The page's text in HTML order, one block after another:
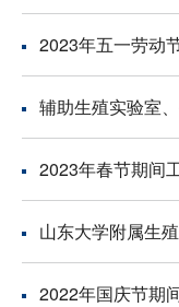
2023年五一劳动
辅助生殖实验室
2023年春节期间
山东大学附属生
2022年国庆节期